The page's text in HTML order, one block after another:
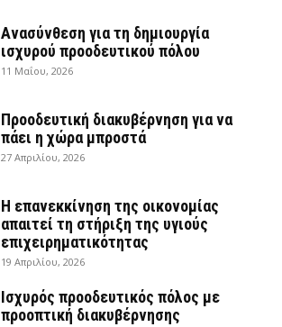
Ανασύνθεση για τη δημιουργία
ισχυρού προοδευτικού πόλου
11 Μαΐου, 2026
Προοδευτική διακυβέρνηση για να
πάει η χώρα μπροστά
27 Απριλίου, 2026
Η επανεκκίνηση της οικονομίας
απαιτεί τη στήριξη της υγιούς
επιχειρηματικότητας
19 Απριλίου, 2026
Ισχυρός προοδευτικός πόλος με
προοπτική διακυβέρνησης